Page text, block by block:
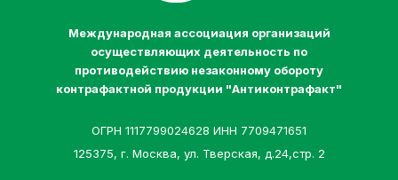
Международная ассоциация организаций
осуществляющих деятельность по
противодействию незаконному обороту
контрафактной продукции "Антиконтрафакт"
125375, г. Москва, ул. Тверская, д.24,стр. 2
ОГРН 1117799024628 ИНН 7709471651